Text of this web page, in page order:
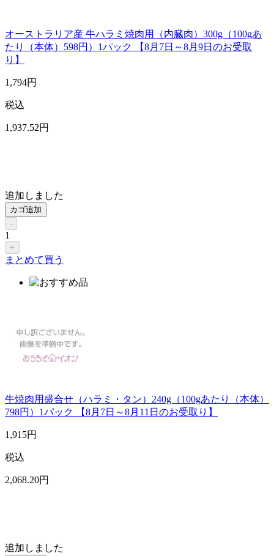
オーストラリア産 牛ハラミ焼肉用（内臓肉）300g（100gあ
たり（本体）598円）1パック 【8月7日～8月9日のお受取
り】
1,794円
税込
1,937.52円
追加しました
カゴ追加
-
1
+
まとめて買う
牛焼肉用盛合せ（ハラミ・タン）240g（100gあたり（本体）
798円）1パック 【8月7日～8月11日のお受取り】
1,915円
税込
2,068.20円
追加しました